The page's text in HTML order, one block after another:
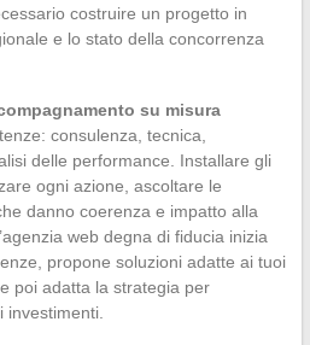
costruire un progetto in
e lo stato della concorrenza
su misura
consulenza, tecnica,
delle performance. Installare gli
ogni azione, ascoltare le
danno coerenza e impatto alla
web degna di fiducia inizia
propone soluzioni adatte ai tuoi
poi adatta la strategia per